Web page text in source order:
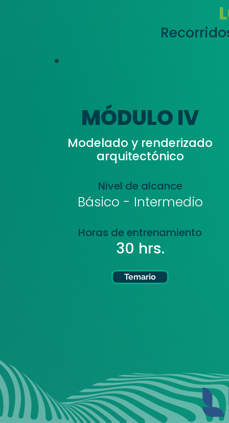
MÓDULO IV
Modelado y renderizado
arquitectónico
Nivel de alcance
Básico - Intermedio
30 hrs.
Horas de entrenamiento
Temario